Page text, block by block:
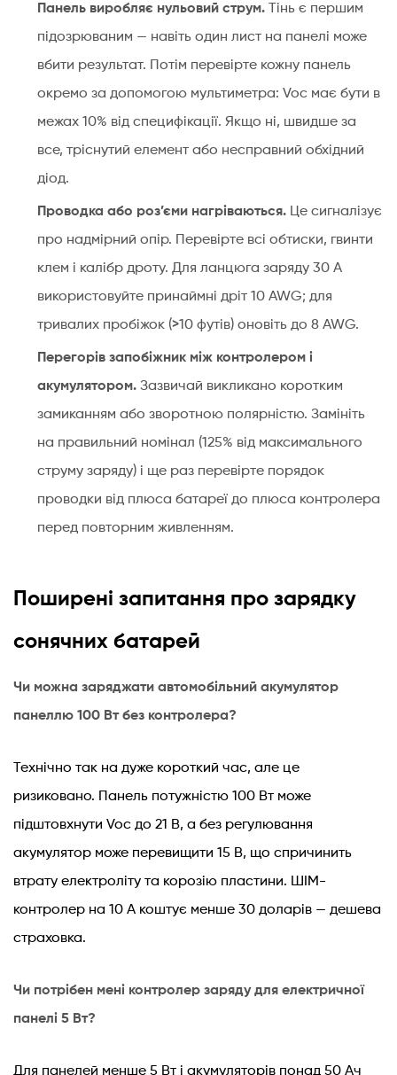
Панель виробляє нульовий струм.
Тінь є першим
підозрюваним — навіть один лист на панелі може
вбити результат. Потім перевірте кожну панель
окремо за допомогою мультиметра: Voc має бути в
межах 10% від специфікації. Якщо ні, швидше за
все, тріснутий елемент або несправний обхідний
діод.
Проводка або роз’єми нагріваються. Це сигналізує
про надмірний опір. Перевірте всі обтиски, гвинти
клем і калібр дроту. Для ланцюга заряду 30 А
використовуйте принаймні дріт 10 AWG; для
тривалих пробіжок (>10 футів) оновіть до 8 AWG.
Перегорів запобіжник між контролером і
акумулятором. Зазвичай викликано коротким
замиканням або зворотною полярністю. Замініть
на правильний номінал (125% від максимального
струму заряду) і ще раз перевірте порядок
проводки від плюса батареї до плюса контролера
перед повторним живленням.
Поширені запитання про зарядку
сонячних батарей
Чи можна заряджати автомобільний акумулятор
панеллю 100 Вт без контролера?
Технічно так на дуже короткий час, але це
ризиковано. Панель потужністю 100 Вт може
підштовхнути Voc до 21 В, а без регулювання
акумулятор може перевищити 15 В, що спричинить
втрату електроліту та корозію пластини. ШІМ-
контролер на 10 А коштує менше 30 доларів — дешева
страховка.
Чи потрібен мені контролер заряду для електричної
панелі 5 Вт?
Для панелей менше 5 Вт і акумуляторів понад 50 Ач